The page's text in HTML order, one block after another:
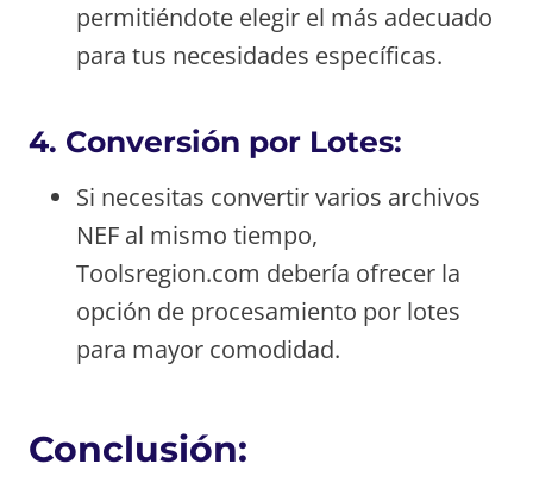
permitiéndote elegir el más adecuado
para tus necesidades específicas.
4. Conversión por Lotes:
Si necesitas convertir varios archivos
NEF al mismo tiempo,
Toolsregion.com debería ofrecer la
opción de procesamiento por lotes
para mayor comodidad.
Conclusión: